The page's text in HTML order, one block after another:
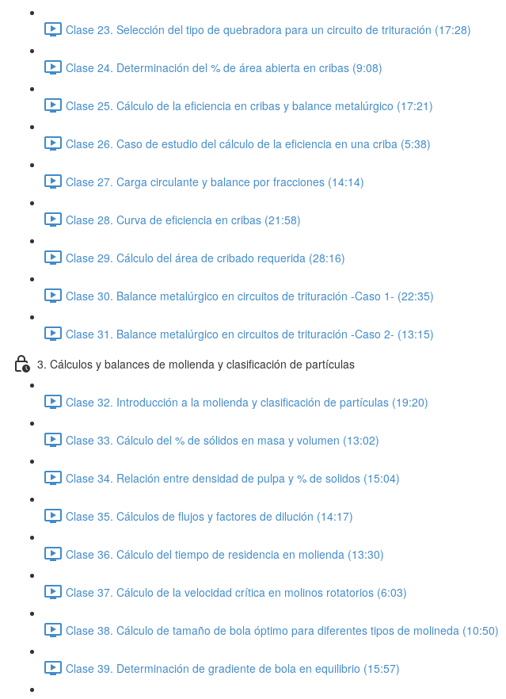
Clase 23. Selección del tipo de quebradora para un circuito de trituración (17:28)
Clase 24. Determinación del % de área abierta en cribas (9:08)
Clase 25. Cálculo de la eficiencia en cribas y balance metalúrgico (17:21)
Clase 26. Caso de estudio del cálculo de la eficiencia en una criba (5:38)
Clase 27. Carga circulante y balance por fracciones (14:14)
Clase 28. Curva de eficiencia en cribas (21:58)
Clase 29. Cálculo del área de cribado requerida (28:16)
Clase 30. Balance metalúrgico en circuitos de trituración -Caso 1- (22:35)
Clase 31. Balance metalúrgico en circuitos de trituración -Caso 2- (13:15)
3. Cálculos y balances de molienda y clasificación de partículas
Clase 32. Introducción a la molienda y clasificación de partículas (19:20)
Clase 33. Cálculo del % de sólidos en masa y volumen (13:02)
Clase 34. Relación entre densidad de pulpa y % de solidos (15:04)
Clase 35. Cálculos de flujos y factores de dilución (14:17)
Clase 36. Cálculo del tiempo de residencia en molienda (13:30)
Clase 37. Cálculo de la velocidad crítica en molinos rotatorios (6:03)
Clase 38. Cálculo de tamaño de bola óptimo para diferentes tipos de molineda (10:50)
Clase 39. Determinación de gradiente de bola en equilibrio (15:57)